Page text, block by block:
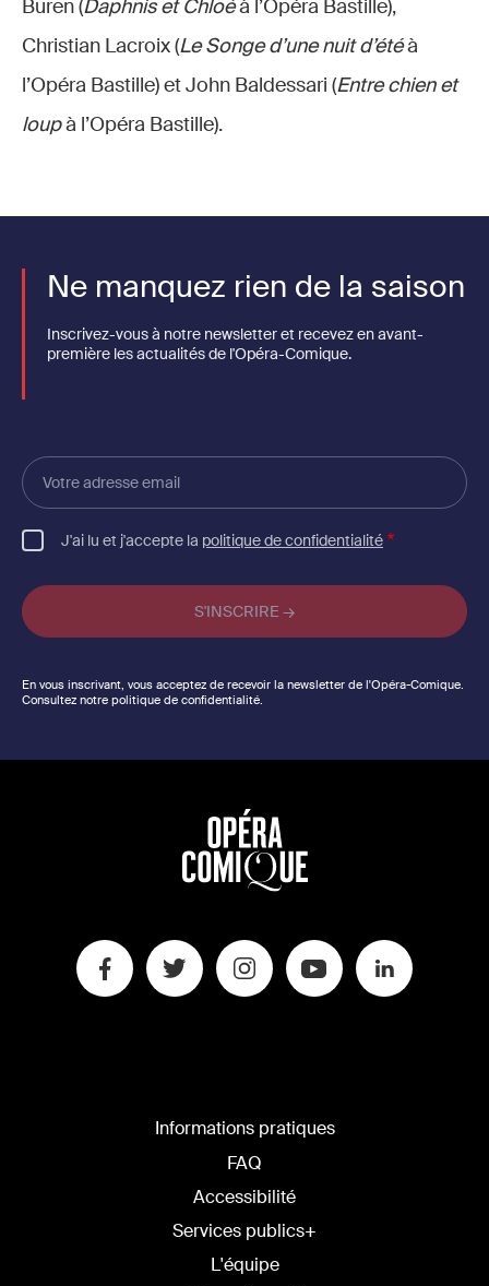
Buren (Daphnis et Chloéà l’Opéra Bastille),
Christian Lacroix (Le Songe d’une nuit d’étéà
l’Opéra Bastille) et John Baldessari (Entre chien et
loupà l’Opéra Bastille).
Ne manquez rien de la saison
Inscrivez-vous à notre newsletter et recevez en avant-
première les actualités de l'Opéra-Comique.
Votre
adresse
email
J'ai lu et j'accepte la politique de confidentialité
En vous inscrivant, vous acceptez de recevoir la newsletter de l'Opéra-Comique.
Consultez notre politique de confidentialité.
Informations pratiques
FAQ
Accessibilité
Services publics+
L'équipe